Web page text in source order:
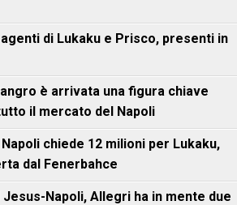
di Lukaku e Prisco, presenti in
è arrivata una figura chiave
il mercato del Napoli
chiede 12 milioni per Lukaku,
dal Fenerbahce
Jesus-Napoli, Allegri ha in mente due